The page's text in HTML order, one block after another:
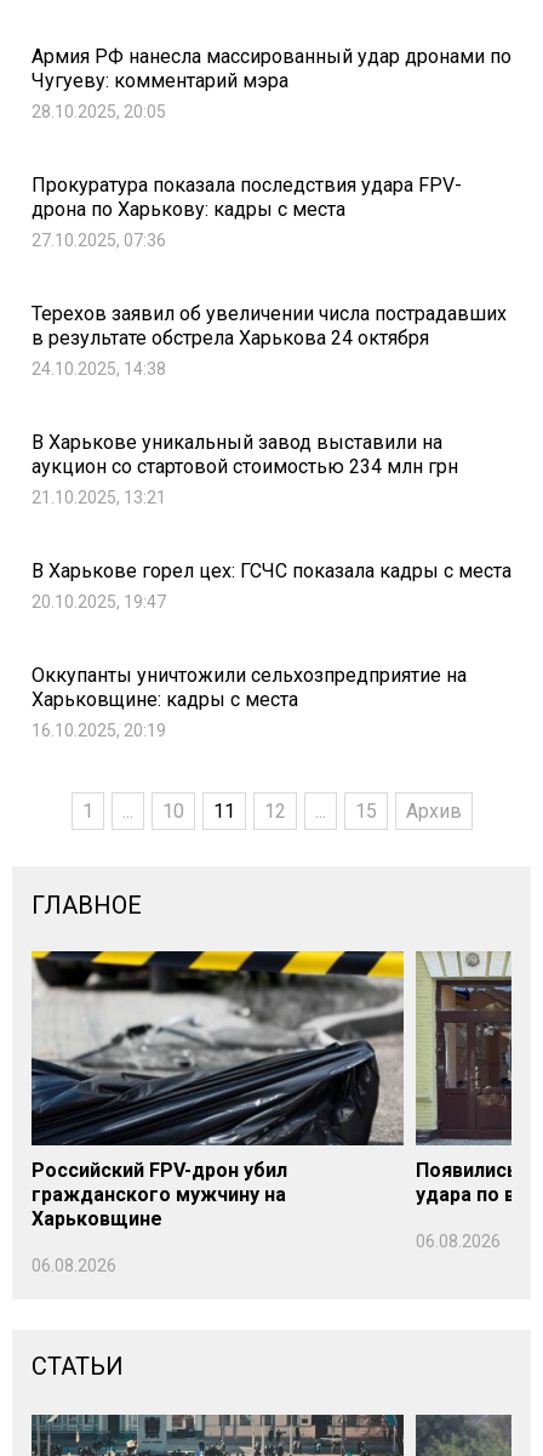
Армия РФ нанесла массированный удар дронами по
Чугуеву: комментарий мэра
28.10.2025, 20:05
Прокуратура показала последствия удара FPV-
дрона по Харькову: кадры с места
27.10.2025, 07:36
Терехов заявил об увеличении числа пострадавших
в результате обстрела Харькова 24 октября
24.10.2025, 14:38
В Харькове уникальный завод выставили на
аукцион со стартовой стоимостью 234 млн грн
21.10.2025, 13:21
В Харькове горел цех: ГСЧС показала кадры с места
20.10.2025, 19:47
Оккупанты уничтожили сельхозпредприятие на
Харьковщине: кадры с места
16.10.2025, 20:19
1 ... 10 11 12 ... 15 Архив
ГЛАВНОЕ
Российский FPV-дрон убил
гражданского мужчину на
Харьковщине
06.08.2026
Появились
удара по
06.08.2026
СТАТЬИ